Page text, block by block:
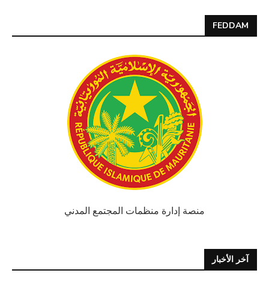
FEDDAM
منصة إدارة منظمات المجتمع المدني
آخر الأخبار